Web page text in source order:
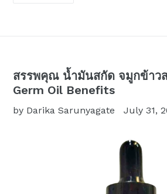
สรรพคุณ น้ำมันสกัด จมูกข้าว
Germ Oil Benefits
by Darika Sarunyagate July 31,